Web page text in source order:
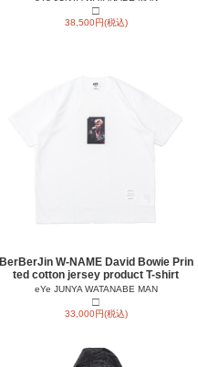
□
38,500円(税込)
BerBerJin W-NAME David Bowie Prin
ted cotton jersey product T-shirt
eYe JUNYA WATANABE MAN
□
33,000円(税込)